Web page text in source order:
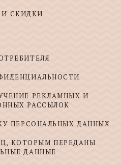
СКИДКИ
РЕКЛАМНЫХ И
РАССЫЛОК
ПЕРСОНАЛЬНЫХ ДАННЫХ
КОТОРЫМ ПЕРЕДАНЫ
ДАННЫЕ